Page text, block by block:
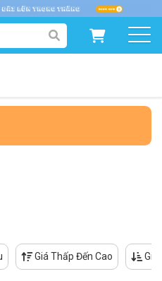
SẢN PHẨM
HIỆU
Giá Thấp Đến Cao Giá